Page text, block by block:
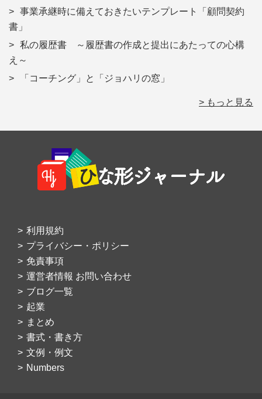
事業承継時に備えておきたいテンプレート「顧問契約
書」
私の履歴書 ～履歴書の作成と提出にあたっての心構
え～
「コーチング」と「ジョハリの窓」
> もっと見る
Footer
利用規約
プライバシー・ポリシー
免責事項
運営者情報 お問い合わせ
ブログ一覧
起業
まとめ
書式・書き方
文例・例文
Numbers